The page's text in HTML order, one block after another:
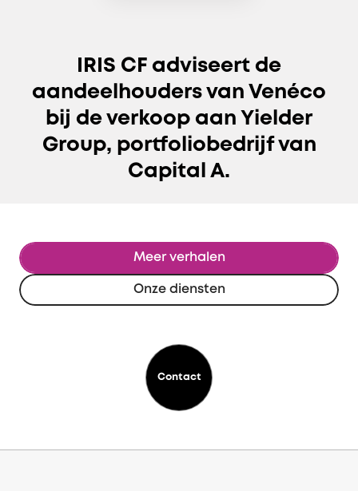
IRIS CF adviseert de
aandeelhouders van Venéco
bij de verkoop aan Yielder
Group, portfoliobedrijf van
Capital A.
Meer verhalen
Onze diensten
Contact